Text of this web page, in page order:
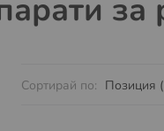
за
Сортирай по